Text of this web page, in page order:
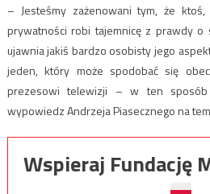
– Jesteśmy zażenowani tym, że
prywatności robi tajemnicę z prawdy o
ujawnia jakiś bardzo osobisty jego
jeden, który może spodobać się
prezesowi telewizji – w ten sposób
wypowiedz Andrzeja Piasecznego na
Wspieraj Fundację